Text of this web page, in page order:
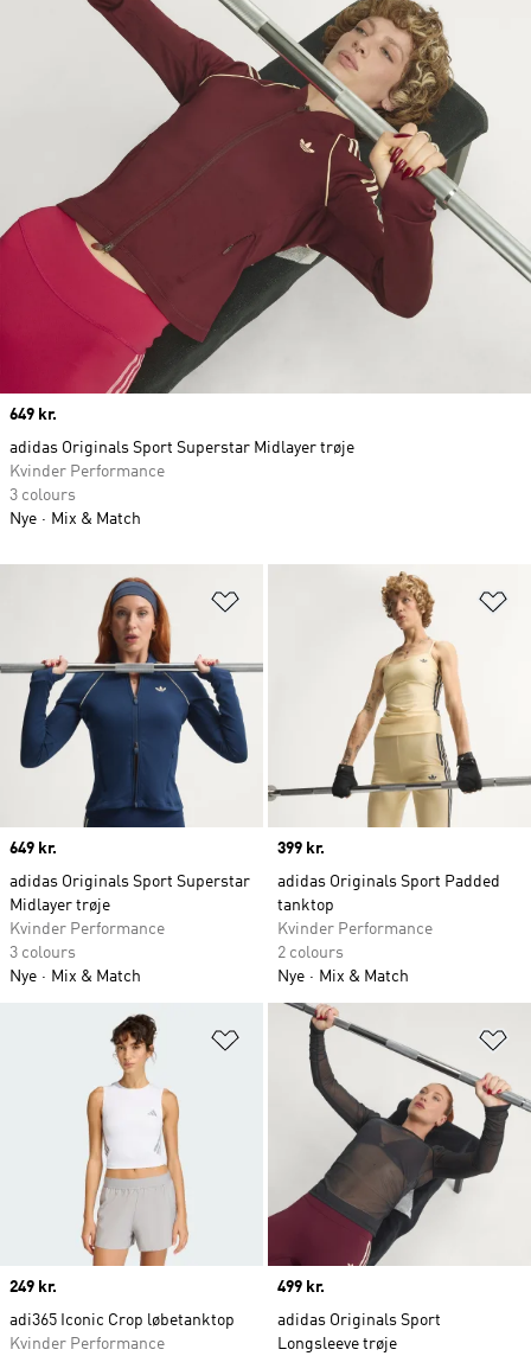
Price
649 kr.
adidas Originals Sport Superstar
Midlayer trøje
Kvinder Performance
3 colours
Nye
Mix & Match
Price
399 kr.
adidas Originals Sport Padded
tanktop
Kvinder Performance
2 colours
Nye
Mix & Match
Føj til ønskeliste
Price
249 kr.
adi365 Iconic Crop løbetanktop
Kvinder Performance
Price
499 kr.
adidas Originals Sport
Longsleeve trøje
Price
649 kr.
adidas Originals Sport Superstar Midlayer trøje
Kvinder Performance
3 colours
Nye
Mix & Match